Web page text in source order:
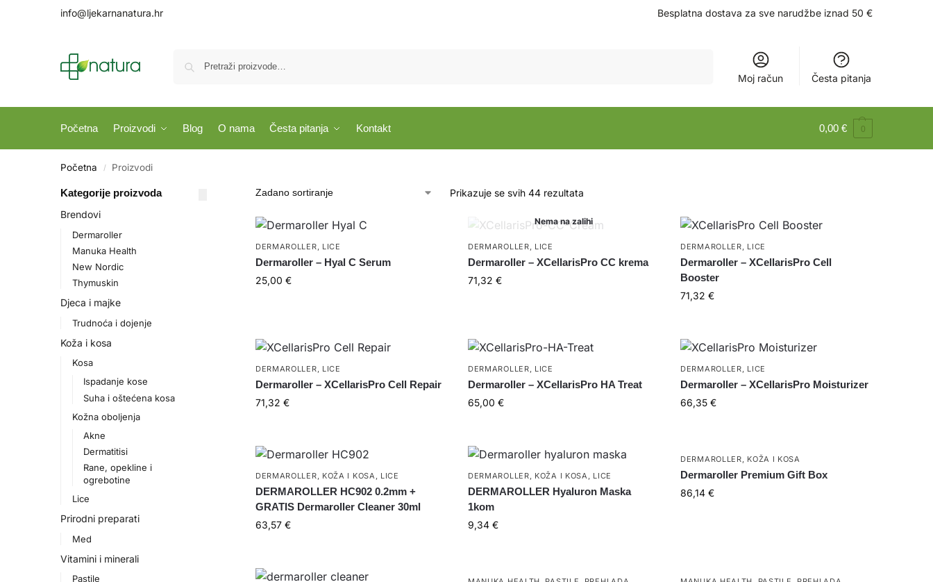
info@ljekarnanatura.hr Besplatna dostava za sve narudžbe iznad 50 €
Moj račun Česta pitanja
Početna Proizvodi Blog O nama Česta pitanja Kontakt 0,00 € 0
Početna / Proizvodi
Prikazuje se svih 44 rezultata
DERMAROLLER, LICE
Dermaroller – Hyal C Serum
25,00 €
Nema na zalihi
DERMAROLLER, LICE
Dermaroller – XCellarisPro CC krema
71,32 €
DERMAROLLER, LICE
Dermaroller – XCellarisPro Cell
Booster
71,32€
DERMAROLLER, LICE
Dermaroller – XCellarisPro Cell Repair
71,32 €
DERMAROLLER, LICE
Dermaroller – XCellarisPro HA Treat
65,00 €
DERMAROLLER, LICE
Dermaroller – XCellarisPro Moisturizer
66,35€
DERMAROLLER, KOŽA I KOSA, LICE
DERMAROLLER HC902 0.2mm +
GRATIS Dermaroller Cleaner 30ml
63,57 €
DERMAROLLER, KOŽA I KOSA, LICE
DERMAROLLER Hyaluron Maska
1kom
9,34 €
DERMAROLLER, KOŽA I KOSA
Dermaroller Premium Gift Box
86,14€
Kategorije proizvoda
Brendovi
Dermaroller
Manuka Health
New Nordic
Thymuskin
Djeca i majke
Trudnoća i dojenje
Koža i kosa
Kosa
Ispadanje kose
Suha i oštećena kosa
Kožna oboljenja
Akne
Dermatitisi
Rane, opekline i
ogrebotine
Lice
Prirodni preparati
Med
Vitamini i minerali
Pastile